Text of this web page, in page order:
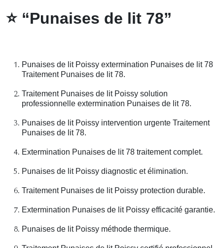
⭐“Punaises de lit 78”
Punaises de lit Poissy extermination Punaises de lit 78
Traitement Punaises de lit 78.
Traitement Punaises de lit Poissy solution
professionnelle extermination Punaises de lit 78.
Punaises de lit Poissy intervention urgente Traitement
Punaises de lit 78.
Extermination Punaises de lit 78 traitement complet.
Punaises de lit Poissy diagnostic et élimination.
Traitement Punaises de lit Poissy protection durable.
Extermination Punaises de lit Poissy efficacité garantie.
Punaises de lit Poissy méthode thermique.